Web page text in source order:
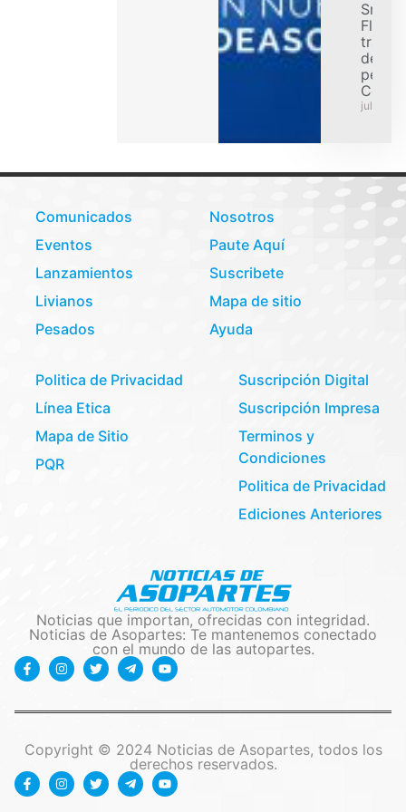
Smart
Flex
de
julio 31,
Comunicados
Eventos
Lanzamientos
Livianos
Pesados
Nosotros
Paute Aquí
Suscribete
Mapa de sitio
Ayuda
Politica de Privacidad
Línea Etica
Mapa de Sitio
PQR
Suscripción Digital
Suscripción Impresa
Terminos y
Condiciones
Politica de Privacidad
Ediciones Anteriores
Noticias que importan, ofrecidas con integridad.
Noticias de Asopartes: Te mantenemos conectado
con el mundo de las autopartes.
Copyright © 2024 Noticias de Asopartes, todos los
derechos reservados.